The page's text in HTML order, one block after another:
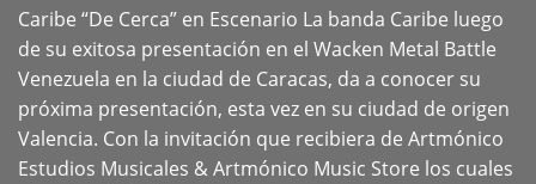
Caribe “De Cerca” en Escenario La banda Caribe luego
de su exitosa presentación en el Wacken Metal Battle
Venezuela en la ciudad de Caracas, da a conocer su
próxima presentación, esta vez en su ciudad de origen
Valencia. Con la invitación que recibiera de Artmónico
Estudios Musicales & Artmónico Music Store los cuales
+